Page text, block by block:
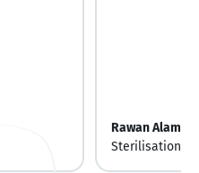
Rawan Alami